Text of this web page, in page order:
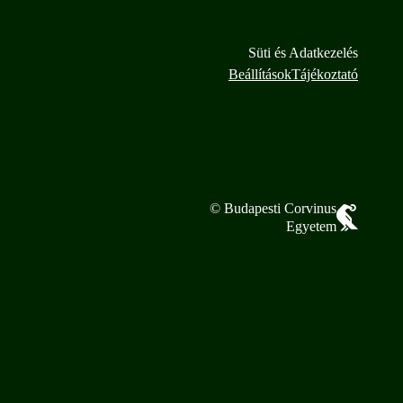
Süti és Adatkezelés
BeállításokTájékoztató
© Budapesti Corvinus
Egyetem